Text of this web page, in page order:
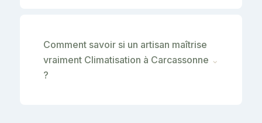
Comment savoir si un artisan maîtrise
vraiment Climatisation à Carcassonne
?
⌄